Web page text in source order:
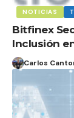
NOTICIAS
Bitfinex
Inclusión
Carlos